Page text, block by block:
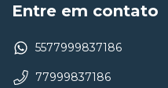
Entre em contato
5577999837186
77999837186